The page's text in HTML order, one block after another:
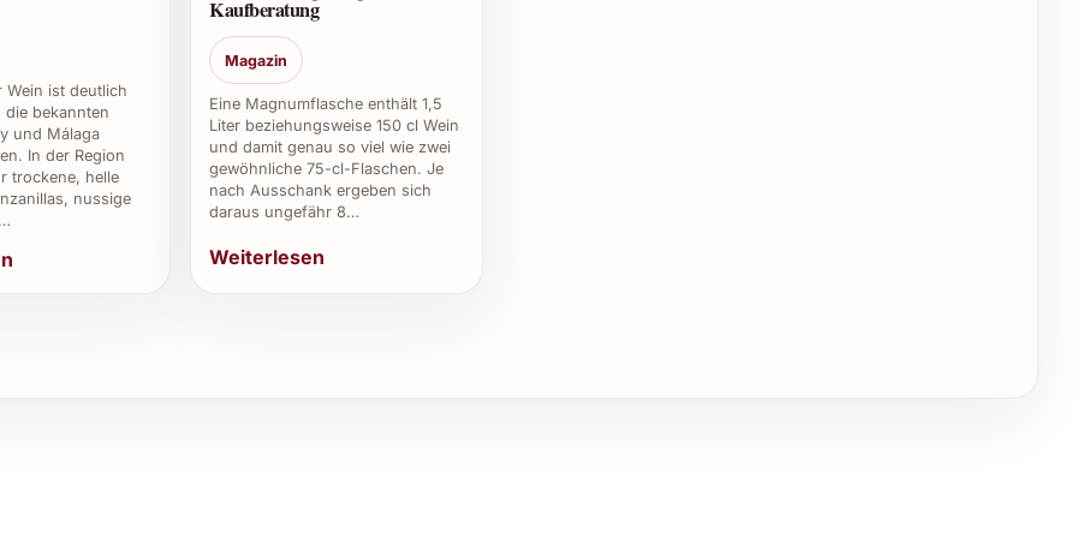
beim Händler erfragt werden.
Treixadura 2024 in der Regel bis zu 3 Jahre
Weissweine schätzen, aber auch für
Wein ist deutlich
die bekannten
und Málaga
In der Region
trockene, helle
nussige
Kaufberatung
Magazin
Eine Magnumflasche enthält 1,5
Liter beziehungsweise 150 cl Wein
und damit genau so viel wie zwei
gewöhnliche 75-cl-Flaschen. Je
nach Ausschank ergeben sich
daraus ungefähr 8…
Weiterlesen